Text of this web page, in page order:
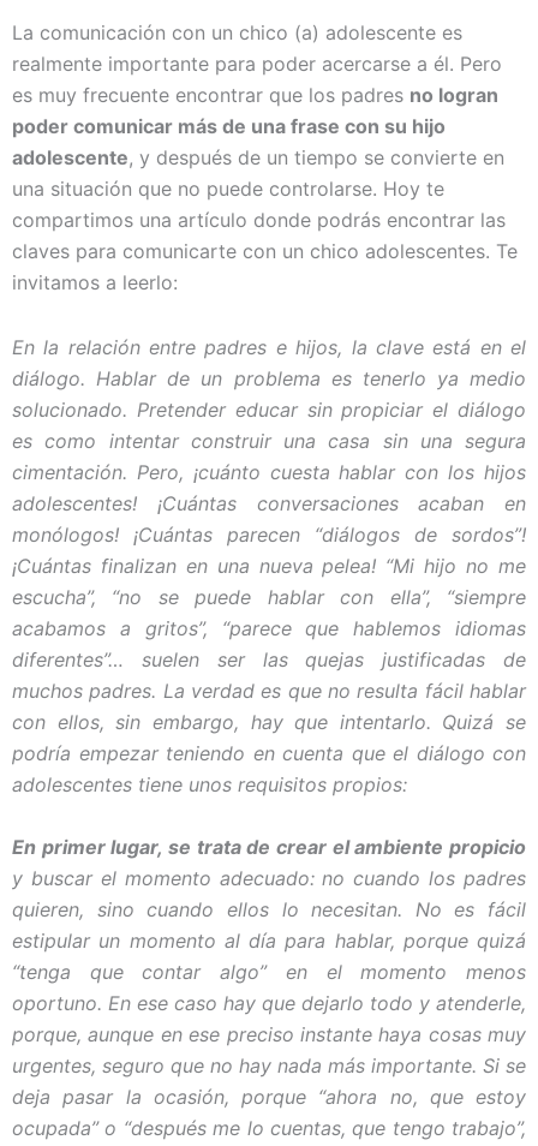
La comunicación con un chico (a) adolescente es
realmente importante para poder acercarse a él. Pero
es muy frecuente encontrar que los padres no logran
poder comunicar más de una frase con su hijo
adolescente, y después de un tiempo se convierte en
una situación que no puede controlarse. Hoy te
compartimos una artículo donde podrás encontrar las
claves para comunicarte con un chico adolescentes. Te
invitamos a leerlo:
En la relación entre padres e hijos, la clave está en el
diálogo. Hablar de un problema es tenerlo ya medio
solucionado. Pretender educar sin propiciar el diálogo
es como intentar construir una casa sin una segura
cimentación. Pero, ¡cuánto cuesta hablar con los hijos
adolescentes! ¡Cuántas conversaciones acaban en
monólogos! ¡Cuántas parecen “diálogos de sordos”!
¡Cuántas finalizan en una nueva pelea! “Mi hijo no me
escucha”, “no se puede hablar con ella”, “siempre
acabamos a gritos”, “parece que hablemos idiomas
diferentes”… suelen ser las quejas justificadas de
muchos padres. La verdad es que no resulta fácil hablar
con ellos, sin embargo, hay que intentarlo. Quizá se
podría empezar teniendo en cuenta que el diálogo con
adolescentes tiene unos requisitos propios:
En primer lugar, se trata de crear el ambiente propicio
y buscar el momento adecuado: no cuando los padres
quieren, sino cuando ellos lo necesitan. No es fácil
estipular un momento al día para hablar, porque quizá
“tenga que contar algo” en el momento menos
oportuno. En ese caso hay que dejarlo todo y atenderle,
porque, aunque en ese preciso instante haya cosas muy
urgentes, seguro que no hay nada más importante. Si se
deja pasar la ocasión, porque “ahora no, que estoy
ocupada” o “después me lo cuentas, que tengo trabajo”,